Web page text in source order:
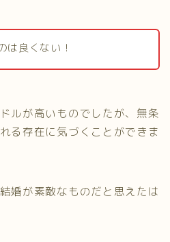
は良くない！
ルが高いものでしたが、無条
る存在に気づくことができま
婚が素敵なものだと思えたは